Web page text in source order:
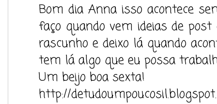
Bom dia Anna isso acontece
faço quando vem ideias de
rascunho e deixo lá quando
tem lá algo que eu possa
Um beijo boa sexta!
http://